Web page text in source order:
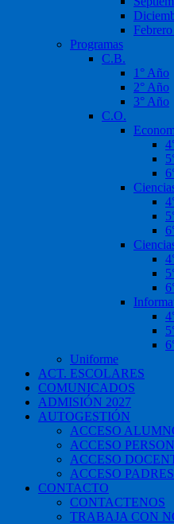
Programas
C.B.
1° Año
2° Año
3° Año
C.O.
Uniforme
ACT. ESCOLARES
COMUNICADOS
ADMISIÓN 2027
AUTOGESTIÓN
ACCESO
ACCESO
ACCESO
ACCESO PADRES
CONTACTO
CONTACTENOS
TRABAJA CON